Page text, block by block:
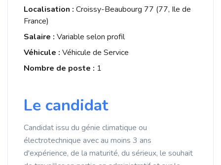
Localisation : Croissy-Beaubourg 77 (77, Ile de
France)
Salaire : Variable selon profil
Véhicule : Véhicule de Service
Nombre de poste : 1
Le candidat
Candidat issu du génie climatique ou
électrotechnique avec au moins 3 ans
d'expérience, de la maturité, du sérieux, le souhait